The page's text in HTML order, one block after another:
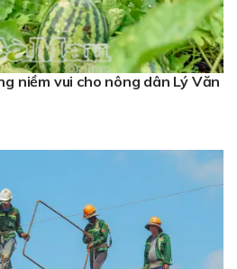
niềm vui cho nông dân Lý Văn